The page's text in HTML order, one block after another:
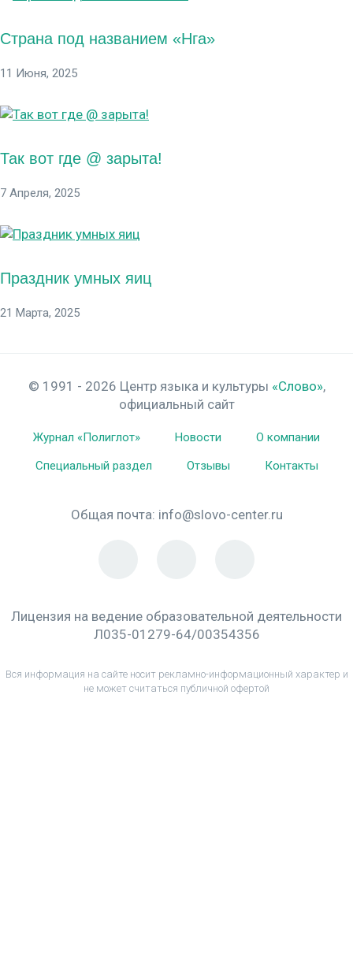
Страна под названием «Нга»
11 Июня, 2025
Так вот где @ зарыта!
7 Апреля, 2025
Праздник умных яиц
21 Марта, 2025
© 1991 - 2026 Центр языка и культуры «Слово»,
официальный сайт
Журнал «Полиглот» Новости
О компании
Специальный раздел
Отзывы Контакты
Общая почта: info@slovo-center.ru
Лицензия на ведение образовательной деятельности
Л035-01279-64/00354356
Вся информация на сайте носит рекламно-информационный характер и
не может считаться публичной офертой